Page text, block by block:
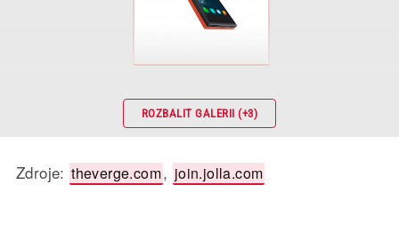
ROZBALIT GALERII (+3)
Zdroje: theverge.com, join.jolla.com